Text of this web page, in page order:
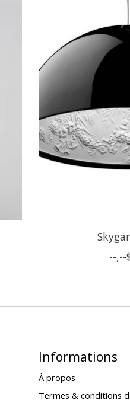
--,--
Informations
À propos
Termes & conditions